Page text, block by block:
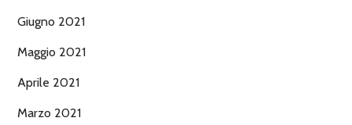
Giugno 2021
Maggio 2021
Aprile 2021
Marzo 2021